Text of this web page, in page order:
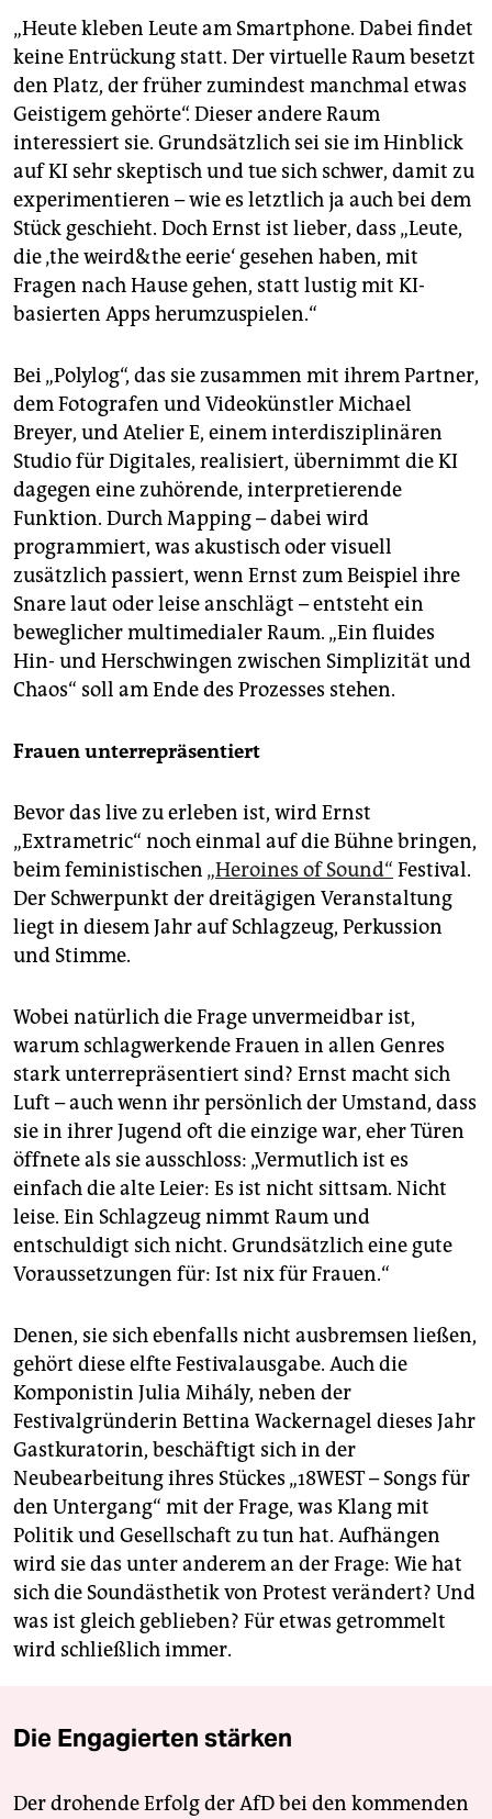
„Heute kleben Leute am Smartphone. Dabei findet
keine Entrückung statt. Der virtuelle Raum besetzt
den Platz, der früher zumindest manchmal etwas
Geistigem gehörte“. Dieser andere Raum
interessiert sie. Grundsätzlich sei sie im Hinblick
auf KI sehr skeptisch und tue sich schwer, damit zu
experimentieren – wie es letztlich ja auch bei dem
Stück geschieht. Doch Ernst ist lieber, dass „Leute,
die ‚the weird&the eerie‘ gesehen haben, mit
Fragen nach Hause gehen, statt lustig mit KI-
basierten Apps herumzuspielen.“
Bei „Polylog“, das sie zusammen mit ihrem Partner,
dem Fotografen und Videokünstler Michael
Breyer, und Atelier E, einem interdisziplinären
Studio für Digitales, realisiert, übernimmt die KI
dagegen eine zuhörende, interpretierende
Funktion. Durch Mapping – dabei wird
programmiert, was akustisch oder visuell
zusätzlich passiert, wenn Ernst zum Beispiel ihre
Snare laut oder leise anschlägt – entsteht ein
beweglicher multimedialer Raum. „Ein fluides
Hin- und Herschwingen zwischen Simplizität und
Chaos“ soll am Ende des Prozesses stehen.
Frauen unterrepräsentiert
Bevor das live zu erleben ist, wird Ernst
„Extrametric“ noch einmal auf die Bühne bringen,
beim feministischen „Heroines of Sound“ Festival.
Der Schwerpunkt der dreitägigen Veranstaltung
liegt in diesem Jahr auf Schlagzeug, Perkussion
und Stimme.
Wobei natürlich die Frage unvermeidbar ist,
warum schlagwerkende Frauen in allen Genres
stark unterrepräsentiert sind? Ernst macht sich
Luft – auch wenn ihr persönlich der Umstand, dass
sie in ihrer Jugend oft die einzige war, eher Türen
öffnete als sie ausschloss: „Vermutlich ist es
einfach die alte Leier: Es ist nicht sittsam. Nicht
leise. Ein Schlagzeug nimmt Raum und
entschuldigt sich nicht. Grundsätzlich eine gute
Voraussetzungen für: Ist nix für Frauen.“
Denen, sie sich ebenfalls nicht ausbremsen ließen,
gehört diese elfte Festivalausgabe. Auch die
Komponistin Julia Mihály, neben der
Festivalgründerin Bettina Wackernagel dieses Jahr
Gastkuratorin, beschäftigt sich in der
Neubearbeitung ihres Stückes „18WEST – Songs für
den Untergang“ mit der Frage, was Klang mit
Politik und Gesellschaft zu tun hat. Aufhängen
wird sie das unter anderem an der Frage: Wie hat
sich die Soundästhetik von Protest verändert? Und
was ist gleich geblieben? Für etwas getrommelt
wird schließlich immer.
Die Engagierten stärken
Der drohende Erfolg der AfD bei den kommenden